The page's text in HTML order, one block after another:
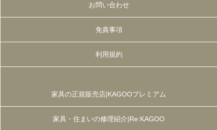
お問い合わせ
免責事項
利用規約
家具の正規販売店|KAGOOプレミアム
家具・住まいの修理紹介|Re:KAGOO